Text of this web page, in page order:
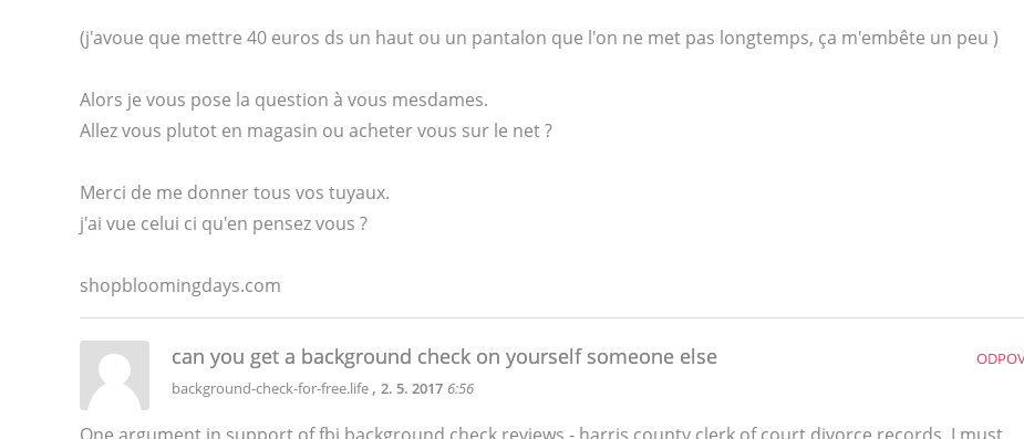
(j'avoue que mettre 40 euros ds un haut ou un pantalon que l'on ne met pas longtemps, ça m'embête un peu )
Alors je vous pose la question à vous mesdames.
Allez vous plutot en magasin ou acheter vous sur le net ?
Merci de me donner tous vos tuyaux.
j'ai vue celui ci qu'en pensez vous ?
shopbloomingdays.com
can you get a background check on yourself someone else
background-check-for-free.life , 2. 5. 2017 6:56